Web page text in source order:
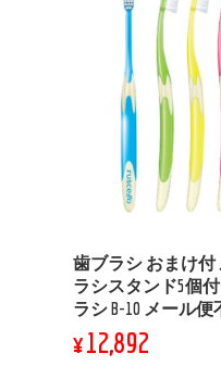
歯ブラシ おまけ
ラシスタンド5個付
ラシ B-10 メール
¥12,892